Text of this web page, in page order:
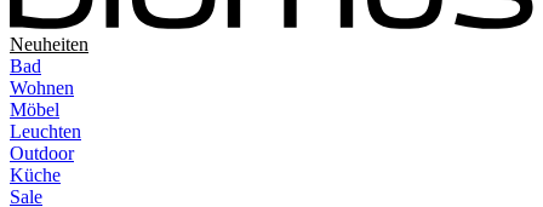
Neuheiten
Bad
Wohnen
Möbel
Leuchten
Outdoor
Küche
Sale